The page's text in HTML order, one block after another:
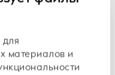
материалов и
и ежедневных
информации